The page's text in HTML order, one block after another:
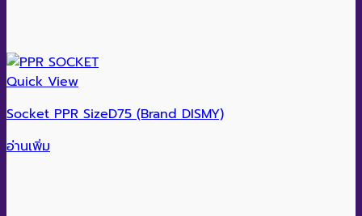
Quick View
Socket PPR SizeD75 (Brand DISMY)
อ่านเพิ่ม